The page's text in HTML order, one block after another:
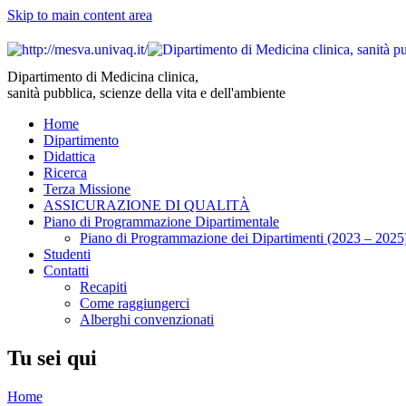
Skip to main content area
Dipartimento di Medicina clinica,
sanità pubblica, scienze della vita e dell'ambiente
Home
Dipartimento
Didattica
Ricerca
Terza Missione
ASSICURAZIONE DI QUALITÀ
Piano di Programmazione Dipartimentale
Piano di Programmazione dei Dipartimenti (2023 –
Studenti
Contatti
Recapiti
Come raggiungerci
Alberghi convenzionati
Tu sei qui
Home